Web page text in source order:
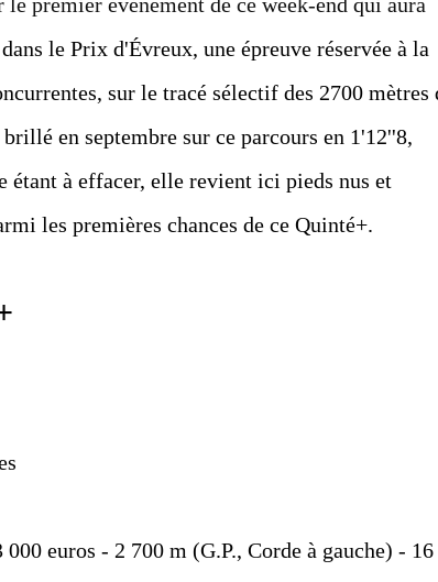
le Prix d'Évreux, une épreuve réservée à la
sur le tracé sélectif des 2700 mètres
en septembre sur ce parcours en 1'12''8,
étant à effacer, elle revient ici pieds nus et
les premières chances de ce Quinté+.
euros - 2 700 m (G.P., Corde à gauche) - 16